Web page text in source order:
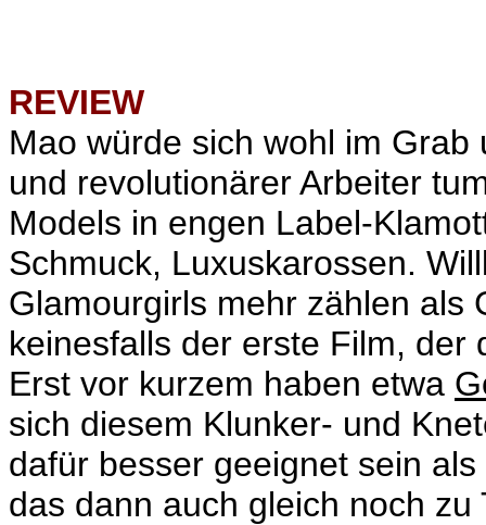
REVIEW
Mao würde sich wohl im
und revolutionärer Arbeiter
Models in engen Label-
Schmuck, Luxuskarossen.
Glamourgirls mehr zählen als
keinesfalls der erste Film, der
Erst vor kurzem haben etwa
sich diesem Klunker- und
dafür besser geeignet sein
das dann auch gleich noch zu